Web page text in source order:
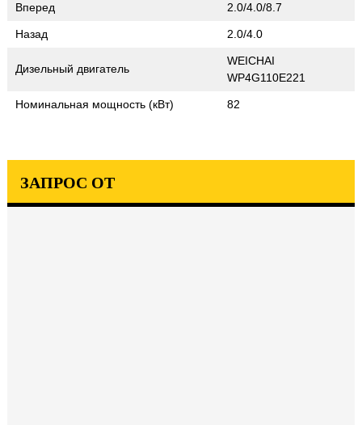
Вперед 2.0/4.0/8.7
Назад 2.0/4.0
Дизельный двигатель
WEICHAI
WP4G110E221
Номинальная мощность (кВт) 82
ЗАПРОС ОТ